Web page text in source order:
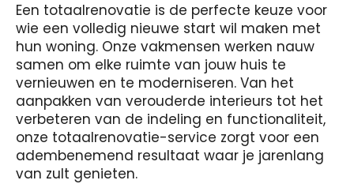
Een totaalrenovatie is de perfecte keuze voor
wie een volledig nieuwe start wil maken met
hun woning. Onze vakmensen werken nauw
samen om elke ruimte van jouw huis te
vernieuwen en te moderniseren. Van het
aanpakken van verouderde interieurs tot het
verbeteren van de indeling en functionaliteit,
onze totaalrenovatie-service zorgt voor een
adembenemend resultaat waar je jarenlang
van zult genieten.